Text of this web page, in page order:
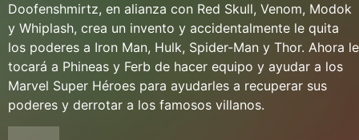
Doofenshmirtz, en alianza con Red Skull, Venom, Modok
y Whiplash, crea un invento y accidentalmente le quita
los poderes a Iron Man, Hulk, Spider-Man y Thor. Ahora le
tocará a Phineas y Ferb de hacer equipo y ayudar a los
Marvel Super Héroes para ayudarles a recuperar sus
poderes y derrotar a los famosos villanos.